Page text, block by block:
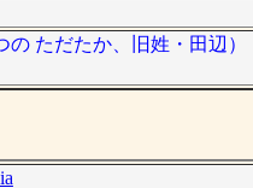
ただたか、旧姓・田辺）